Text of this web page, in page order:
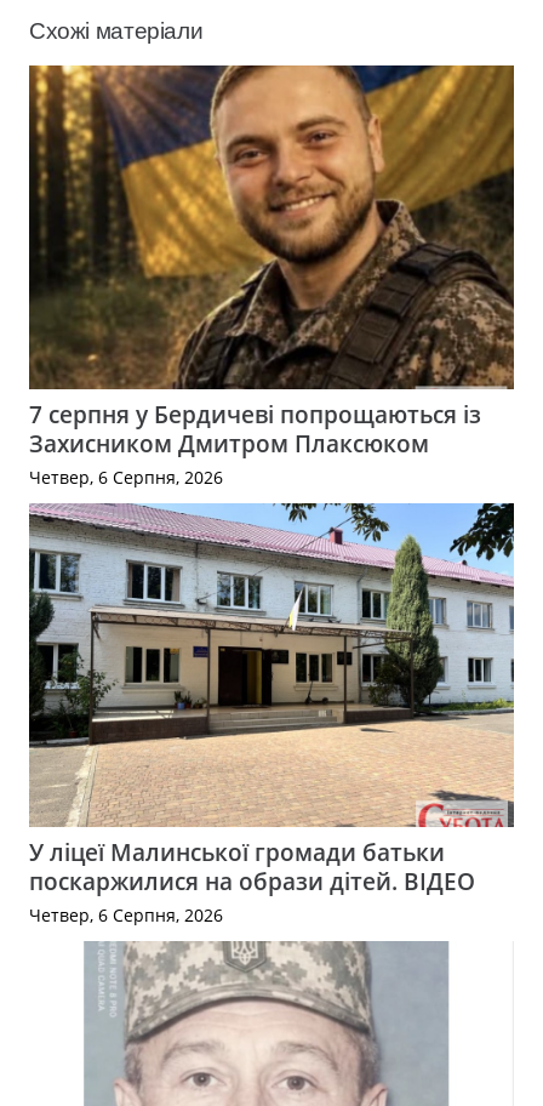
Схожі матеріали
7 серпня у Бердичеві попрощаються із
Захисником Дмитром Плаксюком
Четвер, 6 Серпня, 2026
У ліцеї Малинської громади батьки
поскаржилися на образи дітей. ВІДЕО
Четвер, 6 Серпня, 2026